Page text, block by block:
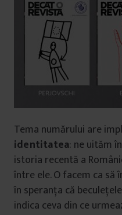
Tema numărului are
identitatea: ne uităm
istoria recentă a
între ele. O facem ca să
în speranța că
indica ceva din ce